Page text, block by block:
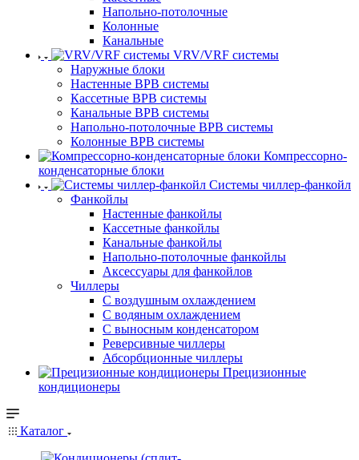
Напольно-потолочные
Колонные
Канальные
VRV/VRF системы
Наружные блоки
Настенные ВРВ системы
Кассетные ВРВ системы
Канальные ВРВ системы
Напольно-потолочные ВРВ системы
Колонные ВРВ системы
Компрессорно-
конденсаторные блоки
Системы чиллер-фанкойл
Фанкойлы
Настенные фанкойлы
Кассетные фанкойлы
Канальные фанкойлы
Напольно-потолочные фанкойлы
Аксессуары для фанкойлов
Чиллеры
С воздушным охлаждением
С водяным охлаждением
С выносным конденсатором
Реверсивные чиллеры
Абсорбционные чиллеры
Прецизионные
кондиционеры
Каталог